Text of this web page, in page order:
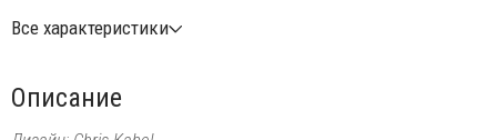
Все характеристики
Описание